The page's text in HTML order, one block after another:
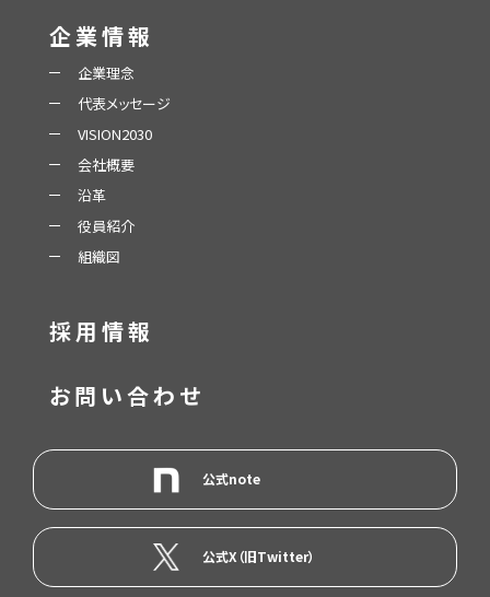
企業情報
企業理念
代表メッセージ
VISION2030
会社概要
沿革
役員紹介
組織図
採用情報
お問い合わせ
公式note
公式X（旧Twitter）